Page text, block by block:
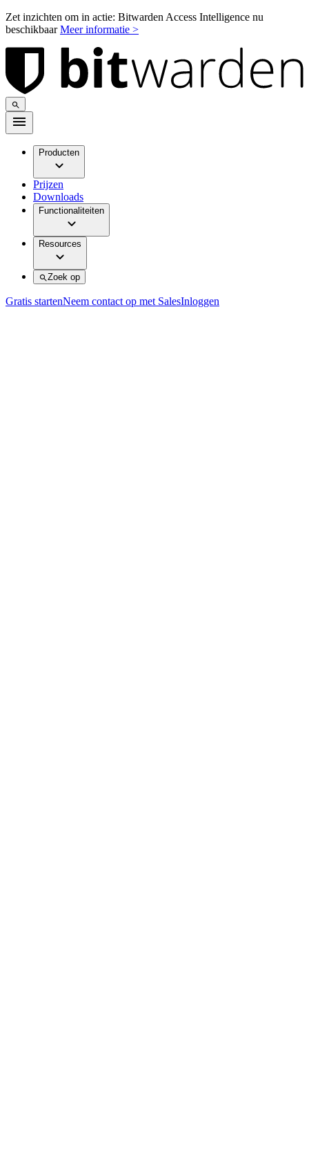
Zet inzichten om in actie: Bitwarden Access Intelligence nu
beschikbaarMeer informatie >
Producten
Prijzen
Downloads
Functionaliteiten
Resources
Zoek op
Gratis startenNeem contact op met SalesInloggen